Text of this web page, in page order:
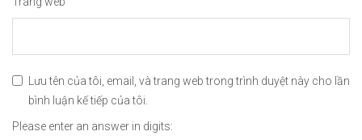
Lưu tên của tôi, email, và trang web trong trình duyệt này cho lần
bình luận kế tiếp của tôi.
Please enter an answer in digits: